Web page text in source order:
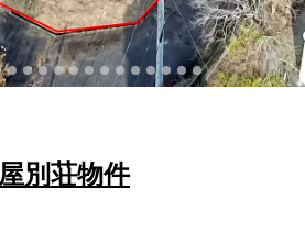
別荘物件